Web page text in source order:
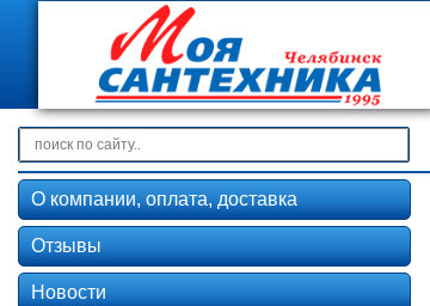
О компании, оплата, доставка
Отзывы
Новости